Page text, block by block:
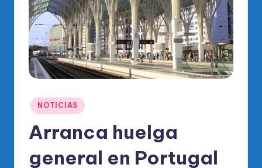
di
o
O
al
Publicado
en
NOTICIAS
Arranca huelga
general en Portugal